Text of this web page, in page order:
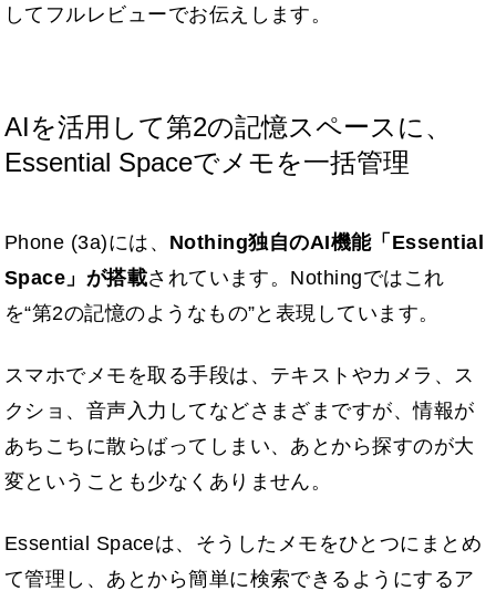
してフルレビューでお伝えします。
AIを活用して第2の記憶スペースに、
Essential Spaceでメモを一括管理
Phone (3a)には、 Nothing独自のAI機能「Essential
Space」が搭載されています。Nothingではこれ
を“第2の記憶のようなもの”と表現しています。
スマホでメモを取る手段は、テキストやカメラ、ス
クショ、音声入力してなどさまざまですが、情報が
あちこちに散らばってしまい、あとから探すのが大
変ということも少なくありません。
Essential Spaceは、そうしたメモをひとつにまとめ
て管理し、あとから簡単に検索できるようにするア